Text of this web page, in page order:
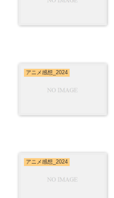
アニメ感想_2024
アニメ感想_2024